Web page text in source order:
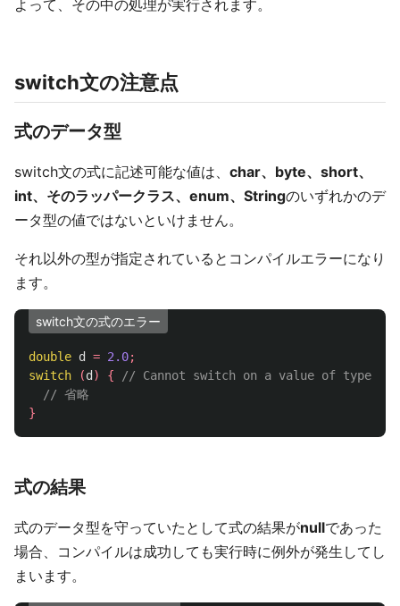
よって、その中の処理が実行されます。
switch文の注意点
式のデータ型
switch文の式に記述可能な値は、 char、byte、short、
int、そのラッパークラス、enum、Stringのいずれかのデ
ータ型の値ではないといけません。
それ以外の型が指定されているとコンパイルエラーになり
ます。
switch文の式のエラー
double d = 2.0;
switch
(d ) {
// Cannot switch on a value of type
// 省略
}
式の結果
式のデータ型を守っていたとして式の結果がnullであった
場合、コンパイルは成功しても実行時に例外が発生してし
まいます。